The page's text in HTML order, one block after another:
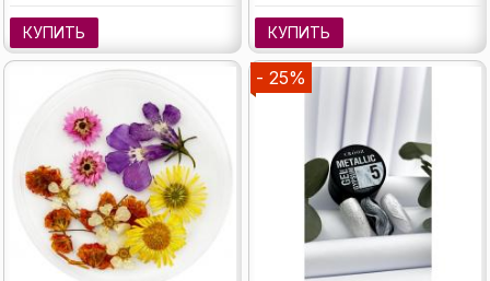
КУПИТЬ КУПИТЬ
- 25%